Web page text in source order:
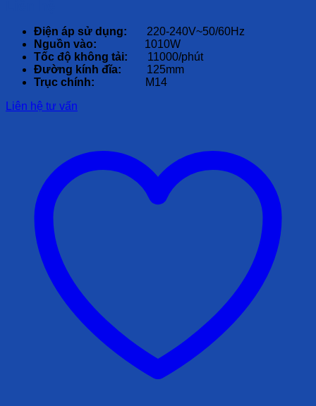
Điện áp sử dụng:
220-240V~50/60Hz
Nguồn vào: 1010W
Tốc độ không tải: 11000/phút
Đường kính đĩa: 125mm
Trục chính: M14
Liên hệ tư vấn